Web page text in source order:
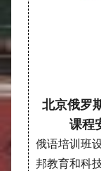
北京俄罗
课程
俄语培训班
邦教育和科